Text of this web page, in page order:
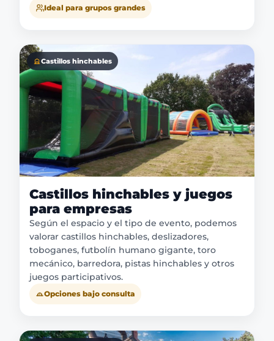
Ideal para grupos grandes
Castillos hinchables
Castillos hinchables y juegos
para empresas
Según el espacio y el tipo de evento, podemos
valorar castillos hinchables, deslizadores,
toboganes, futbolín humano gigante, toro
mecánico, barredora, pistas hinchables y otros
juegos participativos.
Opciones bajo consulta